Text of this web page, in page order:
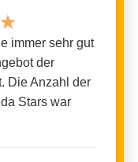
★
immer sehr gut
der
Die Anzahl der
Stars war